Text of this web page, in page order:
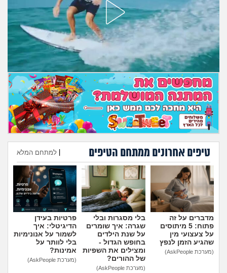
טיפים אחרונים ממתחם הטיפים למתחם המלא
הוספת טיפ
מדברים על זה
פתוח: 5 מיתוסים
על צעצועי מין
שהגיע הזמן לנפץ
(מערכת AskPeople)
בלי מסגרות ובלי
שגרה: איך שומרים
על שנת הילדים
בחופש הגדול -
ומצילים את השפיות
של ההורים?
(מערכת AskPeople)
פרטיות בעידן
הדיגיטלי: איך
לשמור על אנונימיות
בלי לוותר על
אמינות?
(מערכת AskPeople)